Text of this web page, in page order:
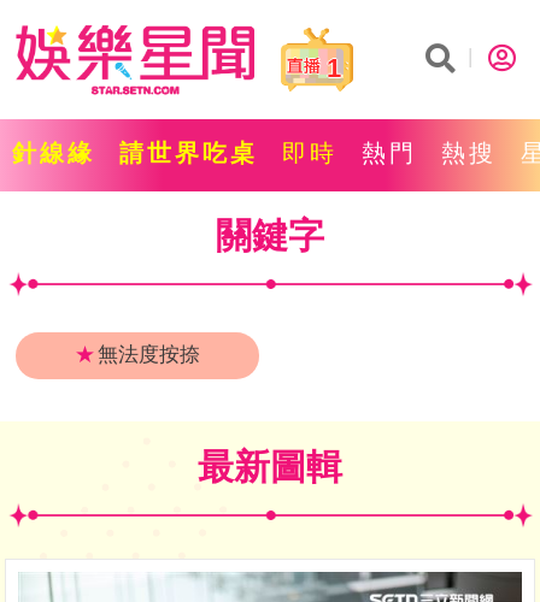
1
針線緣 請世界吃桌 即時 熱門 熱搜
關鍵字
★無法度按捺
最新圖輯